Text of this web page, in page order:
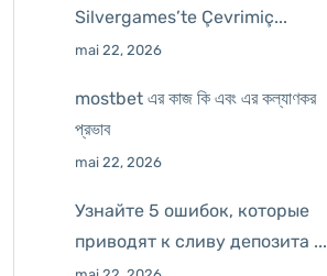
Silvergames’te Çevrimiç...
mai 22, 2026
mostbet এর কাজ কি এবং এর কল্যাণকর
প্রভাব
mai 22, 2026
Узнайте 5 ошибок, которые
приводят к сливу депозита ...